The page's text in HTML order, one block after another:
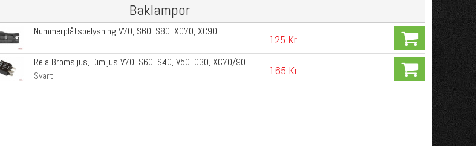
Baklampor
Nummerplåtsbelysning V70, S60, S80, XC70, XC90
125 Kr
Relä Bromsljus, Dimljus V70, S60, S40, V50, C30, XC70/90
Svart
165 Kr